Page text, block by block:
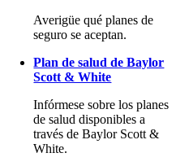
Averigüe qué planes de
seguro se aceptan.
Plan de salud de Baylor
Scott & White
Infórmese sobre los planes
de salud disponibles a
través de Baylor Scott &
White.